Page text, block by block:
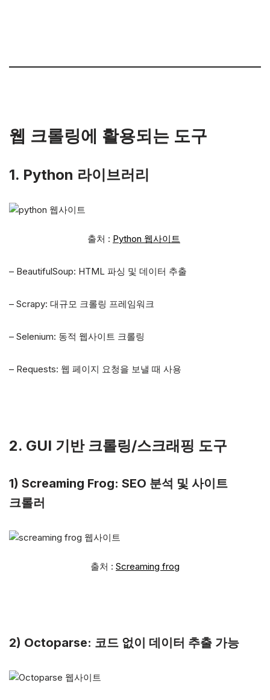
웹 크롤링에 활용되는 도구
1. Python 라이브러리
출처 : Python 웹사이트
– BeautifulSoup: HTML 파싱 및 데이터 추출
– Scrapy: 대규모 크롤링 프레임워크
– Selenium: 동적 웹사이트 크롤링
– Requests: 웹 페이지 요청을 보낼 때 사용
2. GUI 기반 크롤링/스크래핑 도구
1) Screaming Frog: SEO 분석 및 사이트
크롤러
출처 : Screaming frog
2) Octoparse: 코드 없이 데이터 추출 가능